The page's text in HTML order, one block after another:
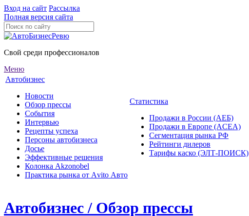
Вход на сайт Рассылка
Полная версия сайта
Свой среди профессионалов
Меню
Автобизнес
Новости
Обзор прессы
События
Интервью
Рецепты успеха
Персоны автобизнеса
Досье
Эффективные решения
Колонка Akzonobel
Практика рынка от Аvito Авто
Статистика
Продажи в России (АЕБ)
Продажи в Европе (ACEA)
Сегментация рынка РФ
Рейтинги дилеров
Тарифы каско (ЭЛТ-ПОИСК)
Автобизнес / Обзор прессы